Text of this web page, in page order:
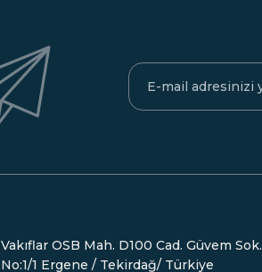
Vakıflar OSB Mah. D100 Cad. Güvem Sok.
No:1/1 Ergene / Tekirdağ/ Türkiye